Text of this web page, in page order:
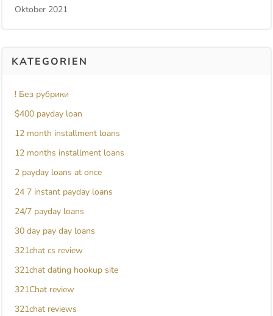
Oktober 2021
KATEGORIEN
! Без рубрики
$400 payday loan
12 month installment loans
12 months installment loans
2 payday loans at once
24 7 instant payday loans
24/7 payday loans
30 day pay day loans
321chat cs review
321chat dating hookup site
321Chat review
321chat reviews